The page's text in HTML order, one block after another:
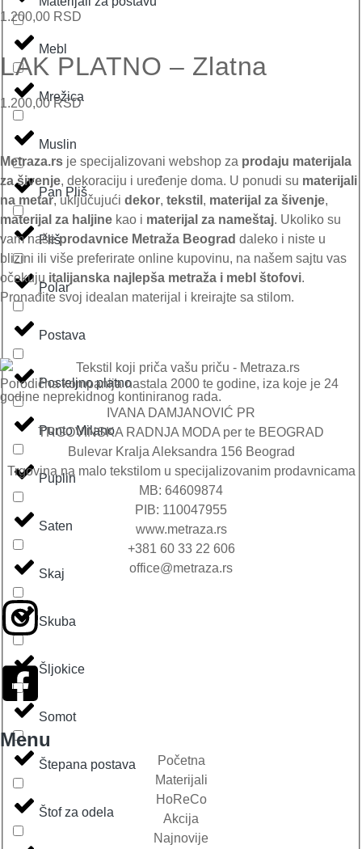
Mebl
Mrežica
Muslin
Pan Pliš
Pliš
Polar
Postava
Posteljno platno
Punto Milano
Puplin
Saten
Skaj
Skuba
Šljokice
Somot
Štepana postava
Štof za odela
1.200,00 RSD
LAK PLATNO – Zlatna
1.200,00RSD
Metraza.rs je specijalizovani webshop za prodaju materijala
za šivenje, dekoraciju i uređenje doma. U ponudi su materijali
na metar, uključujući dekor, tekstil , materijal za šivenje,
materijal za haljine kao i materijal za nameštaj. Ukoliko su
vam našeprodavnice Metraža Beograd daleko i niste u
blizini ili više preferirate online kupovinu, na našem sajtu vas
očekuju italijanska najlepša metraža i mebl štofovi.
Pronađite svoj idealan materijal i kreirajte sa stilom.
Porodična kompanija nastala 2000 te godine, iza koje je 24
godine neprekidnog kontiniranog rada.
IVANA DAMJANOVIĆ PR
TRGOVINSKA RADNJA MODA per te BEOGRAD
Bulevar Kralja Aleksandra 156 Beograd
Trgovina na malo tekstilom u specijalizovanim prodavnicama
MB: 64609874
PIB: 110047955
www.metraza.rs
+381 60 33 22 606
office@metraza.rs
Menu
Početna
Materijali
HoReCo
Akcija
Najnovije